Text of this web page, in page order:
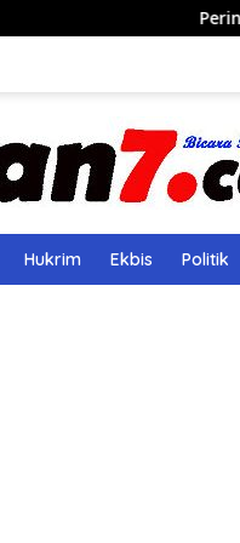
Peringati Hari
Hukrim Ekbis Politik